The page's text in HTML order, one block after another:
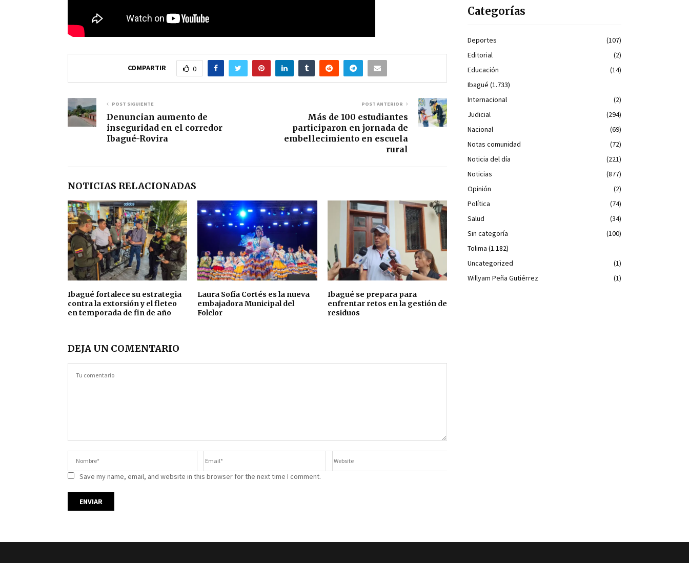
COMPARTIR 0
POST SIGUIENTE
Denuncian aumento de
inseguridad en el corredor
Ibagué-Rovira
POST ANTERIOR
Más de 100 estudiantes
participaron en jornada de
embellecimiento en escuela
rural
NOTICIAS RELACIONADAS
Ibagué fortalece su estrategia
contra la extorsión y el fleteo
en temporada de fin de año
Laura Sofía Cortés es la nueva
embajadora Municipal del
Folclor
Ibagué se prepara para
enfrentar retos en la gestión de
residuos
DEJA UN COMENTARIO
Save my name, email, and website in this browser for the next time I comment.
Categorías
Deportes
(107)
Editorial
(2)
Educación
(14)
Ibagué (1.733)
Internacional
(2)
Judicial
(294)
Nacional
(69)
Notas comunidad
(72)
Noticia del día
(221)
Noticias
(877)
Opinión
(2)
Política
(74)
Salud
(34)
Sin categoría
(100)
Tolima (1.182)
Uncategorized
(1)
Willyam Peña Gutiérrez
(1)